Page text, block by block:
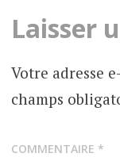
Laisser
Votre adresse
champs
COMMENTAIRE *